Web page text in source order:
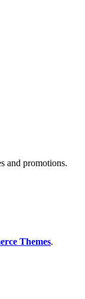
and promotions.
Themes.